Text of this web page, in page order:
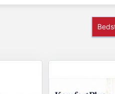
beskyttelse af din madras og